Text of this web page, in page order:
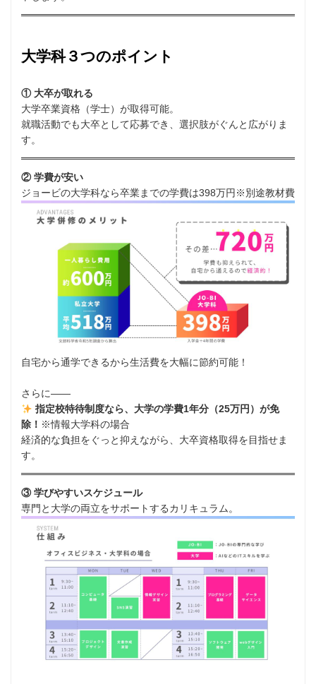
大学科３つのポイント
① 大卒が取れる
大学卒業資格（学士）が取得可能。
就職活動でも大卒として応募でき、選択肢がぐんと広がりま
す。
② 学費が安い
ジョービの大学科なら卒業までの学費は398万円※別途教材費
自宅から通学できるから生活費を大幅に節約可能！
さらに――
指定校特待制度なら、大学の学費1年分（25万円）が免
除！ ※情報大学科の場合
経済的な負担をぐっと抑えながら、大卒資格取得を目指せま
す。
③ 学びやすいスケジュール
専門と大学の両立をサポートするカリキュラム。